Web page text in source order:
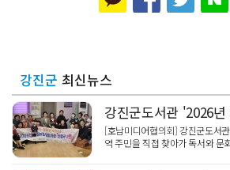
강진군 최신뉴스
[호남미디어협의회] 강진군도서
역 주민을 직접 찾아가 독서와 문